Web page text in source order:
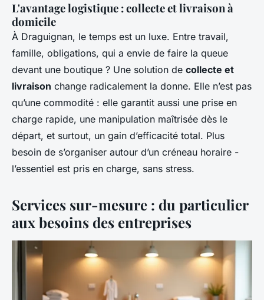
L'avantage logistique : collecte et livraison à
domicile
À Draguignan, le temps est un luxe. Entre travail,
famille, obligations, qui a envie de faire la queue
devant une boutique ? Une solution de collecte et
livraison change radicalement la donne. Elle n’est pas
qu’une commodité : elle garantit aussi une prise en
charge rapide, une manipulation maîtrisée dès le
départ, et surtout, un gain d’efficacité total. Plus
besoin de s’organiser autour d’un créneau horaire -
l’essentiel est pris en charge, sans stress.
Services sur-mesure : du particulier
aux besoins des entreprises